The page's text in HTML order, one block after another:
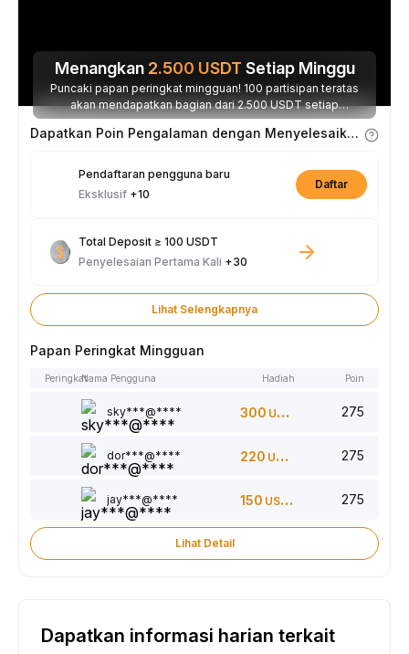
Menangkan 2.500 USDT Setiap Minggu
Puncaki papan peringkat mingguan! 100 partisipan teratas
akan mendapatkan bagian dari 2.500 USDT setiap
minggunya.
Dapatkan Poin Pengalaman dengan Menyelesaikan Tugas
Pendaftaran pengguna baru
Eksklusif +10
Daftar
Total Deposit ≥ 100 USDT
Penyelesaian Pertama Kali +30
Lihat Selengkapnya
Papan Peringkat Mingguan
PeringkatNama Pengguna Hadiah Poin
sky***@**** 300 USDT 275
dor***@**** 220 USDT 275
jay***@**** 150 USDT 275
Lihat Detail
Dapatkan informasi harian terkait